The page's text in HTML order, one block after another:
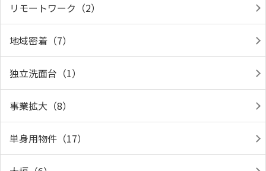
リモートワーク（2）
地域密着（7）
独立洗面台（1）
事業拡大（8）
単身用物件（17）